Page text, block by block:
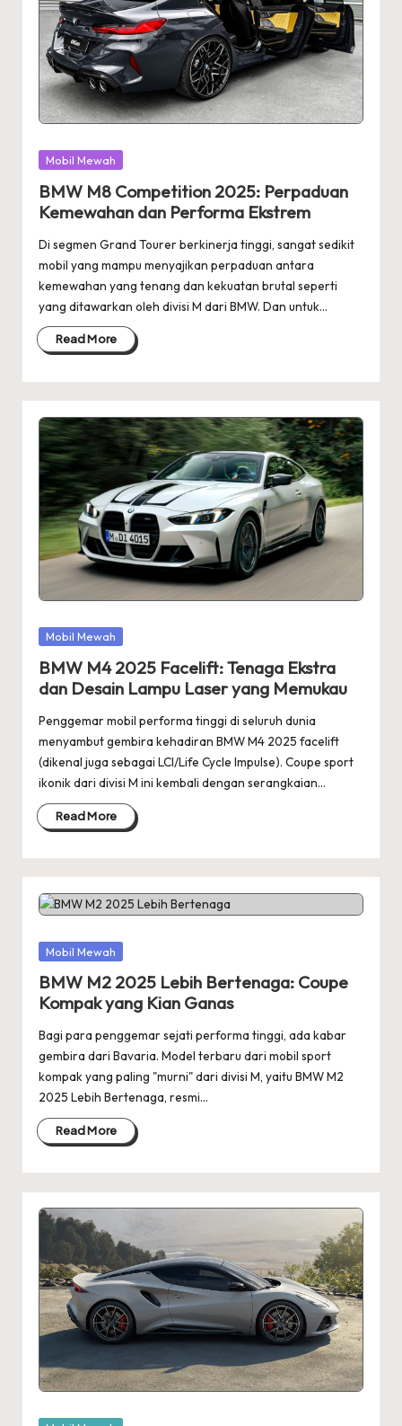
Posted
Mobil Mewah
BMW M8 Competition 2025: Perpaduan
Kemewahan dan Performa Ekstrem
Di segmen Grand Tourer berkinerja tinggi, sangat sedikit
mobil yang mampu menyajikan perpaduan antara
kemewahan yang tenang dan kekuatan brutal seperti
yang ditawarkan oleh divisi M dari BMW. Dan untuk…
Read More
Posted
Mobil Mewah
BMW M4 2025 Facelift: Tenaga Ekstra
dan Desain Lampu Laser yang Memukau
Penggemar mobil performa tinggi di seluruh dunia
menyambut gembira kehadiran BMW M4 2025 facelift
(dikenal juga sebagai LCI/Life Cycle Impulse). Coupe sport
ikonik dari divisi M ini kembali dengan serangkaian…
Read More
Posted
Mobil Mewah
BMW M2 2025 Lebih Bertenaga: Coupe
Kompak yang Kian Ganas
Bagi para penggemar sejati performa tinggi, ada kabar
gembira dari Bavaria. Model terbaru dari mobil sport
kompak yang paling "murni" dari divisi M, yaitu BMW M2
2025 Lebih Bertenaga, resmi…
Read More